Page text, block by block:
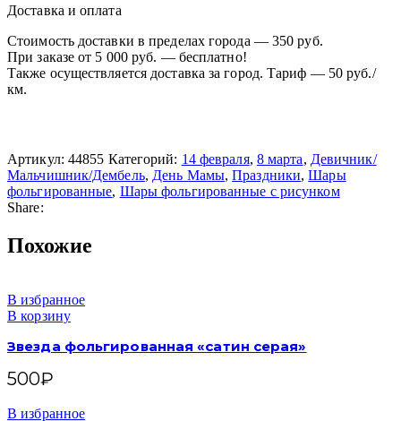
Доставка и оплата
Стоимость доставки в пределах города — 350 руб.
При заказе от 5 000 руб. — бесплатно!
Также осуществляется доставка за город. Тариф — 50 руб./
км.
Артикул: 44855 Категорий: 14 февраля, 8 марта, Девичник/
Мальчишник/Дембель, День Мамы, Праздники, Шары
фольгированные, Шары фольгированные с рисунком
Share:
Похожие
В избранное
В корзину
Звезда фольгированная «сатин серая»
500₽
В избранное